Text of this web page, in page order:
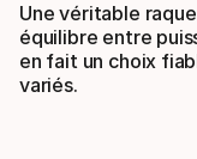
Une véritable
équilibre entre
en fait un choix
variés.